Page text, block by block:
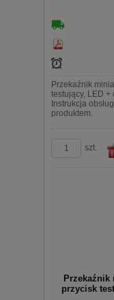
Przekaźnik
testujący, LED
Instrukcja
produktem.
szt.
Przekaźnik
przycisk